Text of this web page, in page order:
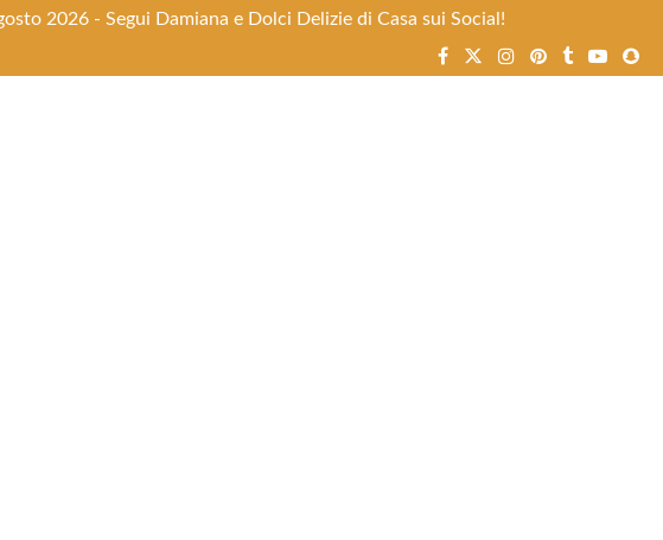
2026 - Segui Damiana e Dolci Delizie di Casa sui Social!